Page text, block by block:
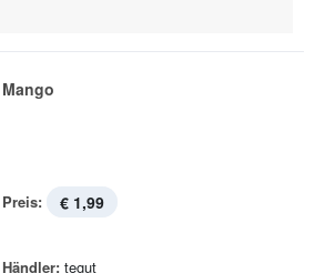
Mango
Preis: € 1,99
Händler: tegut